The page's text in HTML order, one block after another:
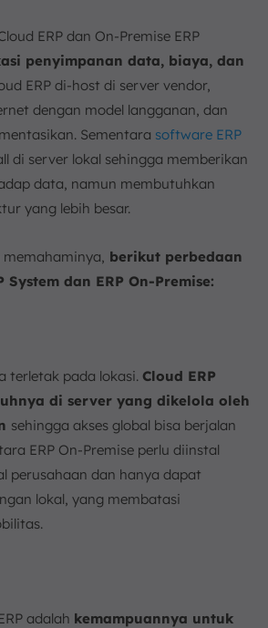
ERP dan On-Premise ERP
penyimpanan data, biaya, dan
ERP di-host di server vendor,
dengan model langganan, dan
Sementara software ERP
di server lokal sehingga memberikan
data, namun membutuhkan
yang lebih besar.
berikut perbedaan
System dan ERP On-Premise:
terletak pada lokasi. Cloud ERP
di server yang dikelola oleh
sehingga akses global bisa berjalan
ERP On-Premise perlu diinstal
perusahaan dan hanya dapat
lokal, yang membatasi
adalah kemampuannya untuk